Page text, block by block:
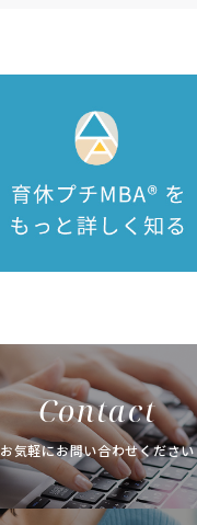
Contact
お気軽にお問い合わせください